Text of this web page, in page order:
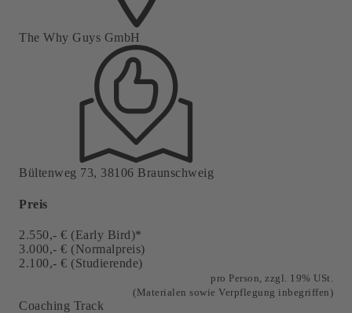
The Why Guys GmbH
Bültenweg 73, 38106 Braunschweig
Preis
2.550,- € (Early Bird)*
3.000,- € (Normalpreis)
2.100,- € (Studierende)
pro Person, zzgl. 19% USt.
(Materialen sowie Verpflegung inbegriffen)
Coaching Track